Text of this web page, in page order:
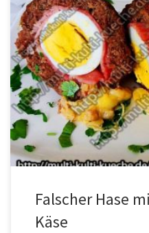
Zutaten für Falscher Hase mit
Hase 800g Rinderhackfleisch4
Scheiben Kochschinken4
Dekoetwas Petersilie
Hackfleisch mit dem Salz, dem
Vermischen. Frischhaltefolie
Falscher Hase
Käse